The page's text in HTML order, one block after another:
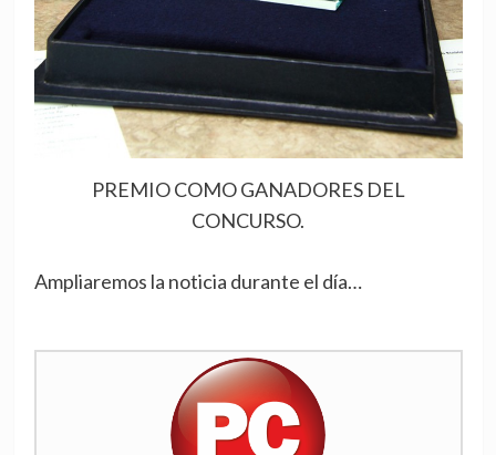
PREMIO COMO GANADORES DEL
CONCURSO.
Ampliaremos la noticia durante el día…